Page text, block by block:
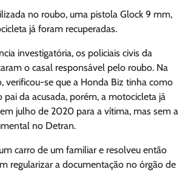
no roubo, uma pistola Glock 9 mm,
já foram recuperadas.
investigatória, os policiais civis da
o casal responsável pelo roubo. Na
verificou-se que a Honda Biz tinha como
pai da acusada, porém, a motocicleta já
julho de 2020 para a vítima, mas sem a
no Detran.
carro de um familiar e resolveu então
regularizar a documentação no órgão de